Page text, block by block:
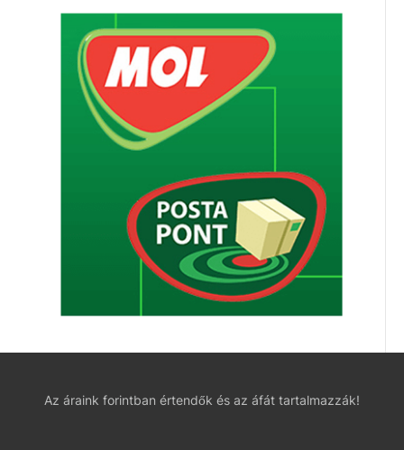
Az áraink forintban értendők és az áfát tartalmazzák!